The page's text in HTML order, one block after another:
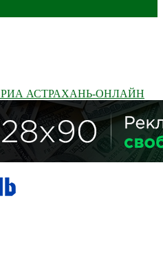
РИА АСТРАХАНЬ-ОНЛАЙН